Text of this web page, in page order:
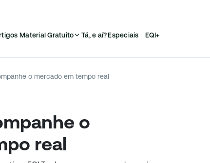
Material Gratuito Tá, e aí?Especiais EQI+
o mercado em tempo real
o
real